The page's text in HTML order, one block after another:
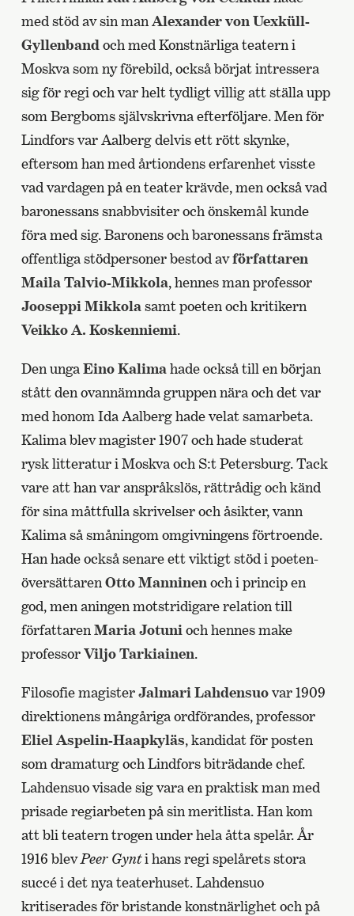
med stöd av sin man Alexander von Uexküll-
Gyllenband och med Konstnärliga teatern i
Moskva som ny förebild, också börjat intressera
sig för regi och var helt tydligt villig att ställa upp
som Bergboms självskrivna efterföljare. Men för
Lindfors var Aalberg delvis ett rött skynke,
eftersom han med årtiondens erfarenhet visste
vad vardagen på en teater krävde, men också vad
baronessans snabbvisiter och önskemål kunde
föra med sig. Baronens och baronessans främsta
offentliga stödpersoner bestod avförfattaren
Maila Talvio-Mikkola, hennes man professor
Jooseppi Mikkolasamt poeten och kritikern
Veikko A. Koskenniemi.
Den ungaEino Kalimahade också till en början
stått den ovannämnda gruppen nära och det var
med honom Ida Aalberg hade velat samarbeta.
Kalima blev magister 1907 och hade studerat
rysk litteratur i Moskva och S:t Petersburg. Tack
vare att han var anspråkslös, rättrådig och känd
för sina måttfulla skrivelser och åsikter, vann
Kalima så småningom omgivningens förtroende.
Han hade också senare ett viktigt stöd i poeten-
översättarenOtto Manninenoch i princip en
god, men aningen motstridigare relation till
författarenMaria Jotunioch hennes make
professorViljo Tarkiainen.
Filosofie magisterJalmari Lahdensuovar 1909
direktionens mångåriga ordförandes, professor
Eliel Aspelin-Haapkyläs, kandidat för posten
som dramaturg och Lindfors biträdande chef.
Lahdensuo visade sig vara en praktisk man med
prisade regiarbeten på sin meritlista. Han kom
att bli teatern trogen under hela åtta spelår. År
1916 blevPeer Gynti hans regi spelårets stora
succé i det nya teaterhuset. Lahdensuo
kritiserades för bristande konstnärlighet och på